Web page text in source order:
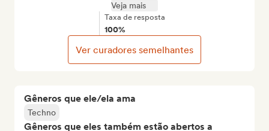
Gêneros que ele/ela ama
Techno
Gêneros que eles também estão abertos a
Veja mais
Taxa de resposta
100%
Ver curadores semelhantes